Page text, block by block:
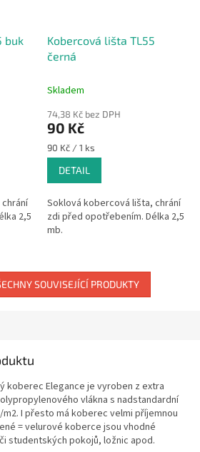
buk
2,5
Kobercová lišta TL55
černá
Skladem
74,38 Kč bez DPH
90 Kč
Měrná
cena:
90 Kč / 1 ks
DETAIL
Soklová kobercová lišta, chrání
zdi před opotřebením. Délka 2,5
mb.
SOUVISEJÍCÍ PRODUKTY
koberec Elegance je vyroben z extra
vlákna s nadstandardní
I přesto má koberec velmi příjemnou
= velurové koberce jsou vhodné
studentských pokojů, ložnic apod.